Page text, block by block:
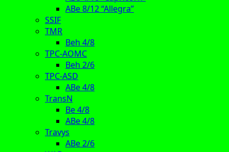
ABe 8/12 “Allegra”
SSIF
TMR
Beh 4/8
TPC-AOMC
Beh 2/6
TPC-ASD
ABe 4/8
TransN
Be 4/8
ABe 4/8
Travys
ABe 2/6